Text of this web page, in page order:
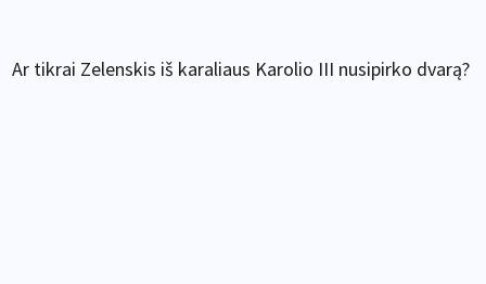
Ar tikrai Zelenskis iš karaliaus Karolio III nusipirko dvarą?